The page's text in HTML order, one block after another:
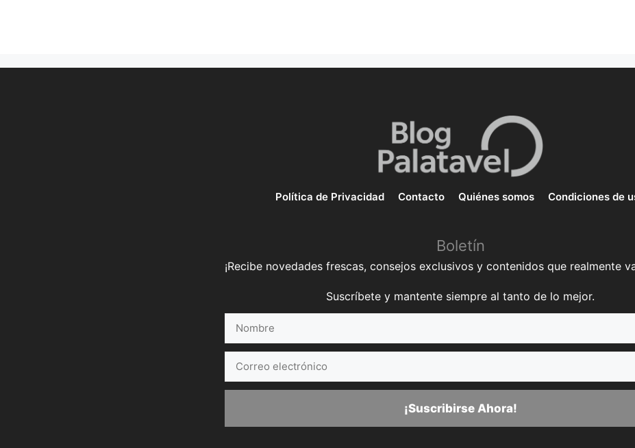
Política de Privacidad Contacto Quiénes somos Condiciones de
Boletín
¡Recibe novedades frescas, consejos exclusivos y contenidos que realmente
Suscríbete y mantente siempre al tanto de lo mejor.
electrónico
¡Suscribirse Ahora!